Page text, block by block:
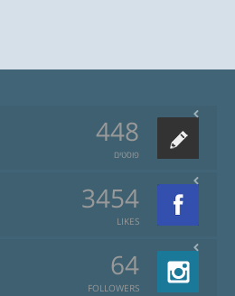
448
פוסטים
3454
LIKES
64
FOLLOWERS